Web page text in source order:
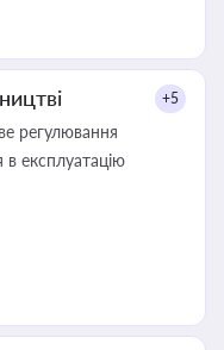
+5
регулювання
в експлуатацію